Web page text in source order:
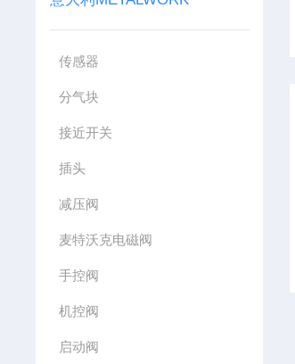
传感器
分气块
接近开关
插头
减压阀
麦特沃克电磁阀
手控阀
机控阀
启动阀